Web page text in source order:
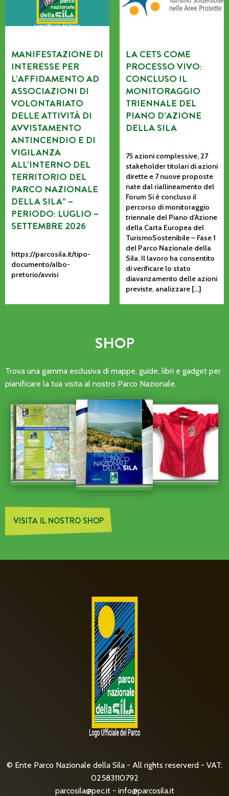
MANIFESTAZIONE DI
INTERESSE PER
L’AFFIDAMENTO AD
ASSOCIAZIONI DI
VOLONTARIATO
DELLE ATTIVITÀ DI
AVVISTAMENTO
ANTINCENDIO E DI
VIGILANZA
ALL’INTERNO DEL
TERRITORIO DEL
PARCO NAZIONALE
DELLA SILA” –
PERIODO: LUGLIO –
SETTEMBRE 2026
https://parcosila.it/tipo-
documento/albo-
pretorio/avvisi
LA CETS COME
PROCESSO VIVO:
CONCLUSO IL
MONITORAGGIO
TRIENNALE DEL
PIANO D’AZIONE
DELLA SILA
75 azioni complessive, 27
stakeholder titolari di azioni
dirette e 7 nuove proposte
nate dal riallineamento del
Forum Si è concluso il
percorso di monitoraggio
triennale del Piano d’Azione
della Carta Europea del
TurismoSostenibile – Fase 1
del Parco Nazionale della
Sila. Il lavoro ha consentito
di verificare lo stato
diavanzamento delle azioni
previste, analizzare […]
SHOP
Trova una gamma esclusiva di mappe, guide, libri e gadget per
pianificare la tua visita al nostro Parco Nazionale.
VISITA IL NOSTRO SHOP
© Ente Parco Nazionale della Sila - All rights reserverd - VAT:
02583110792
parcosila@pec.it- info@parcosila.it